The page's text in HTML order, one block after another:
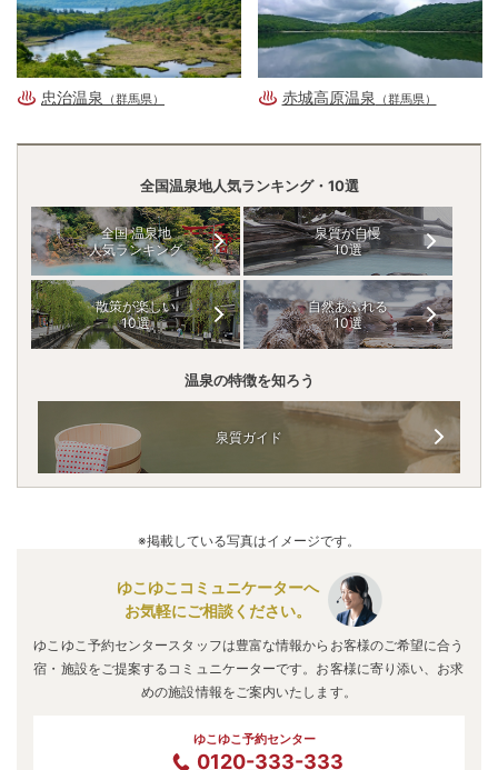
忠治温泉 （群馬県） 赤城高原温泉 （群馬県）
全国温泉地人気ランキング・10選
全国 温泉地
人気ランキング
泉質が自慢
10選
散策が楽しい
10選
自然あふれる
10選
温泉の特徴を知ろう
泉質ガイド
※掲載している写真はイメージです。
ゆこゆこコミュニケーターへ
お気軽にご相談ください。
ゆこゆこ予約センタースタッフは豊富な情報からお客様のご希望に合う
宿・施設をご提案するコミュニケーターです。お客様に寄り添い、お求
めの施設情報をご案内いたします。
ゆこゆこ予約センター
0120-333-333